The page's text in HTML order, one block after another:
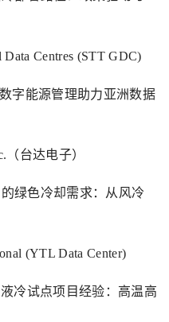
Data Centres (STT GDC)
数字能源管理助力亚洲数据
（台达电子）
绿色冷却需求：从风冷
(YTL Data Center)
冷试点项目经验：高温高